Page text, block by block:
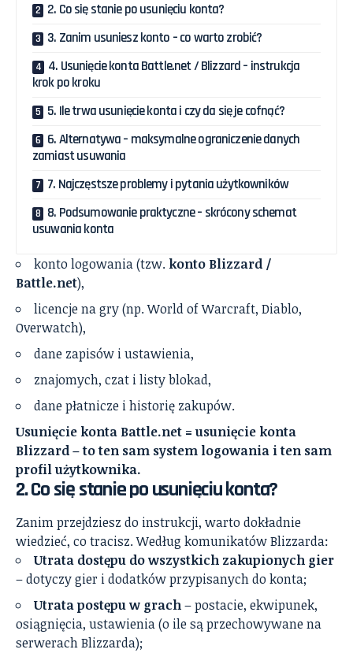
2. Co się stanie po usunięciu konta?
3. Zanim usuniesz konto – co warto zrobić?
4. Usunięcie konta Battle.net / Blizzard – instrukcja
krok po kroku
5. Ile trwa usunięcie konta i czy da się je cofnąć?
6. Alternatywa – maksymalne ograniczenie danych
zamiast usuwania
7. Najczęstsze problemy i pytania użytkowników
8. Podsumowanie praktyczne – skrócony schemat
usuwania konta
konto logowania (tzw. konto Blizzard /
Battle.net),
licencje na gry (np. World of Warcraft, Diablo,
Overwatch),
dane zapisów i ustawienia,
znajomych, czat i listy blokad,
dane płatnicze i historię zakupów.
Usunięcie konta Battle.net = usunięcie konta
Blizzard – to ten sam system logowania i ten sam
profil użytkownika.
2. Co się stanie po usunięciu konta?
Zanim przejdziesz do instrukcji, warto dokładnie
wiedzieć, co tracisz. Według komunikatów Blizzarda:
Utrata dostępu do wszystkich zakupionych gier
– dotyczy gier i dodatków przypisanych do konta;
Utrata postępu w grach– postacie, ekwipunek,
osiągnięcia, ustawienia (o ile są przechowywane na
serwerach Blizzarda);